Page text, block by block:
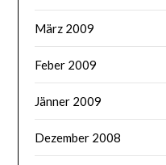
März 2009
Feber 2009
Jänner 2009
Dezember 2008